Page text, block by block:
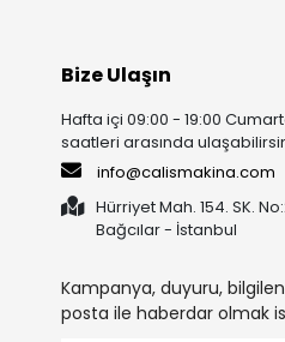
Bize Ulaşın
Hafta içi 09:00 - 19:00
saatleri arasında
info@calismakina.com
Hürriyet Mah. 154. SK.
Bağcılar - İstanbul
Kampanya, duyuru,
posta ile haberdar olmak